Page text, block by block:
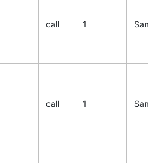
call 1
call 1